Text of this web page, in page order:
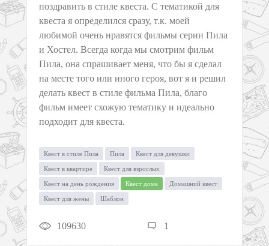
поздравить в стиле квеста. С тематикой для
квеста я определился сразу, т.к. моей
любимой очень нравятся фильмы серии Пила
и Хостел. Всегда когда мы смотрим фильм
Пила, она спрашивает меня, что бы я сделал
на месте того или иного героя, вот я и решил
делать квест в стиле фильма Пила, благо
фильм имеет схожую тематику и идеально
подходит для квеста.
Квест в стиле Пила Пила Квест для девушки
Квест в квартире Квест для взрослых
Квест на день рождения Квест дома Домашний квест
Квест для жены Шаблон
109630 1